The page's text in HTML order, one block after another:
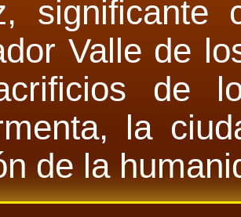
significante
Valle de
de
la
de la